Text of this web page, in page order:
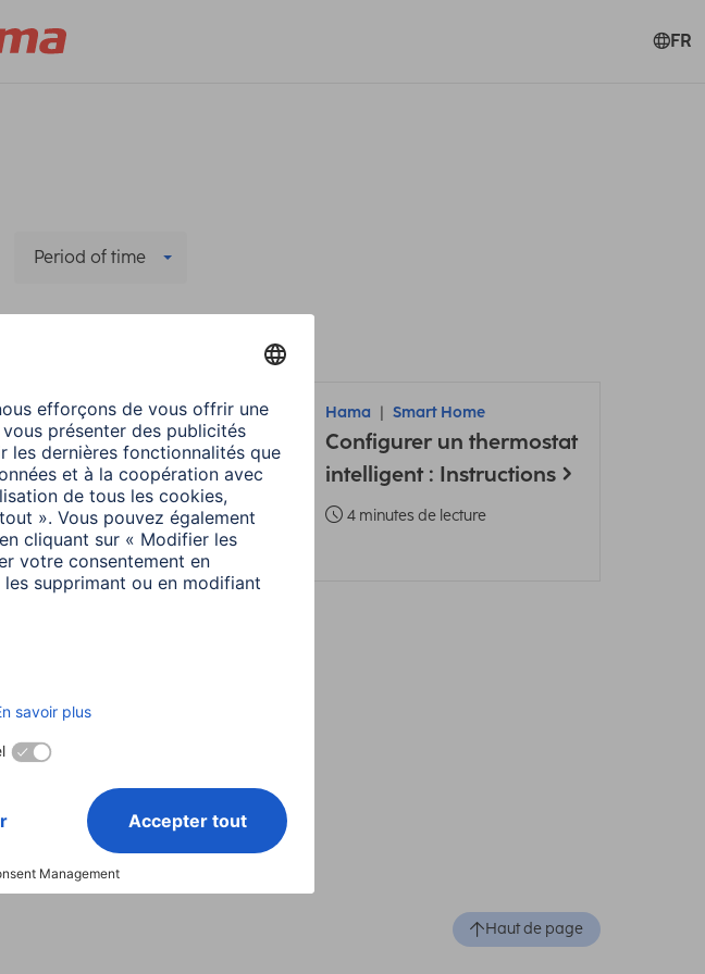
FR
Period of time
Supprimer tous les filtres
Hama Smart Home
Partage familial dans
Hama Home -
Instructions
4 minutes de lecture
Hama Smart Home
Configurer un thermostat
intelligent : Instructions
4 minutes de lecture
Haut de page